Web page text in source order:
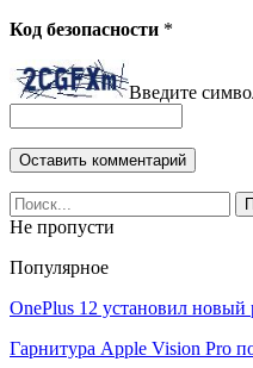
Код безопасности *
Введите
Не пропусти
Популярное
OnePlus 12 установил
Гарнитура Apple Vision Pro